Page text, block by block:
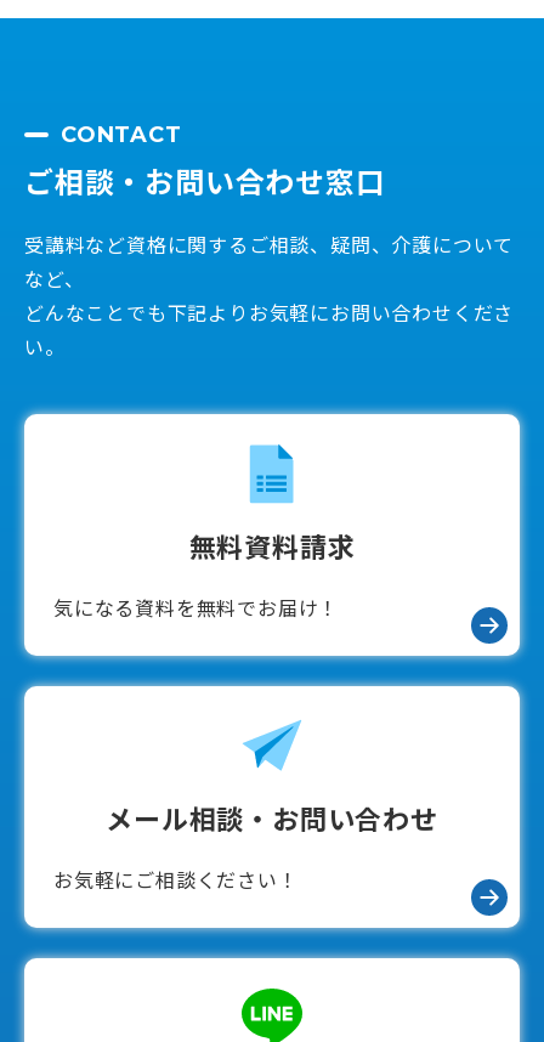
満員御礼！
講座開始日：2026/09/11（金）
無料資料請求・説明会予約
海老名市委託事業「受講料0円」介護職員初任者研修
【受講料0円】海老名市委託事業
満員御礼！
講座開始日：2026/09/11（金）
キャンセル待ちお申し込み
給付金・助成金対象
コースお申し込み時にあわせて申請をすることができ
CONTACT
ご相談・お問い合わせ窓口
受講料など資格に関するご相談、疑問、介護について
など、
どんなことでも下記よりお気軽にお問い合わせくださ
い。
無料資料請求
気になる資料を無料でお届け！
メール相談・お問い合わせ
お気軽にご相談ください！